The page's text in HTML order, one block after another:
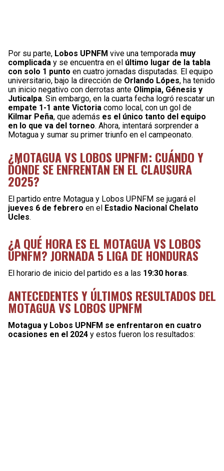
Por su parte, Lobos UPNFM vive una temporada muy
complicada y se encuentra en el último lugar de la tabla
con solo 1 punto en cuatro jornadas disputadas. El equipo
universitario, bajo la dirección de Orlando Lópes, ha tenido
un inicio negativo con derrotas ante Olimpia, Génesis y
Juticalpa. Sin embargo, en la cuarta fecha logró rescatar un
empate 1-1 ante Victoria como local, con un gol de
Kilmar Peña, que además es el único tanto del equipo
en lo que va del torneo. Ahora, intentará sorprender a
Motagua y sumar su primer triunfo en el campeonato.
¿MOTAGUA VS LOBOS UPNFM: CUÁNDO Y
DÓNDE SE ENFRENTAN EN EL CLAUSURA
2025?
El partido entre Motagua y Lobos UPNFM se jugará el
jueves 6 de febrero en el Estadio Nacional Chelato
Ucles.
¿A QUÉ HORA ES EL MOTAGUA VS LOBOS
UPNFM? JORNADA 5 LIGA DE HONDURAS
El horario de inicio del partido es a las 19:30 horas.
ANTECEDENTES Y ÚLTIMOS RESULTADOS DEL
MOTAGUA VS LOBOS UPNFM
Motagua y Lobos UPNFM se enfrentaron en cuatro
ocasiones en el 2024 y estos fueron los resultados: